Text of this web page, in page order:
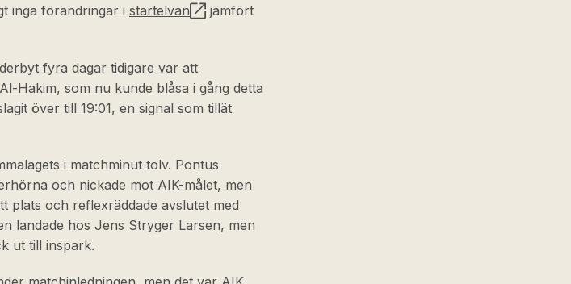
inga förändringar i startelvan
jämfört
fyra dagar tidigare var att
Hakim, som nu kunde blåsa i gång detta
över till 19:01, en signal som tillät
i matchminut tolv. Pontus
och nickade mot AIK-målet, men
plats och reflexräddade avslutet med
landade hos Jens Stryger Larsen, men
ut till inspark.